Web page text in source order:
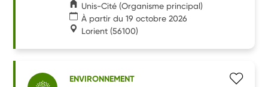
Unis-Cité (Organisme principal)
À partir du 19 octobre 2026
Lorient (56100)
ENVIRONNEMENT